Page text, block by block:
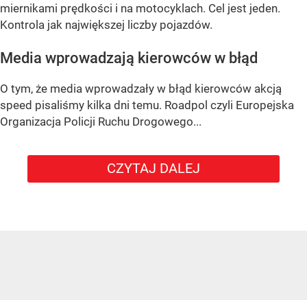
miernikami prędkości i na motocyklach. Cel jest jeden.
Kontrola jak największej liczby pojazdów.
Media wprowadzają kierowców w błąd
O tym, że media wprowadzały w błąd kierowców akcją
speed pisaliśmy kilka dni temu. Roadpol czyli Europejska
Organizacja Policji Ruchu Drogowego...
CZYTAJ DALEJ